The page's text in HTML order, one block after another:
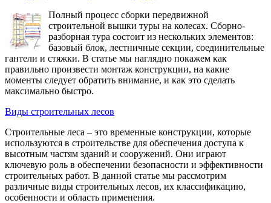
Полный процесс сборки передвижной
строительной вышки туры на колесах. Сборно-
разборная тура состоит из нескольких элементов:
базовый блок, лестничные секции, соединительные
гантели и стяжки. В статье мы наглядно покажем как
правильно произвести монтаж конструкции, на какие
моменты следует обратить внимание, и как это сделать
максимально быстро.
Виды строительных лесов
Строительные леса – это временные конструкции, которые
используются в строительстве для обеспечения доступа к
высотным частям зданий и сооружений. Они играют
ключевую роль в обеспечении безопасности и эффективности
строительных работ. В данной статье мы рассмотрим
различные виды строительных лесов, их классификацию,
особенности и область применения.